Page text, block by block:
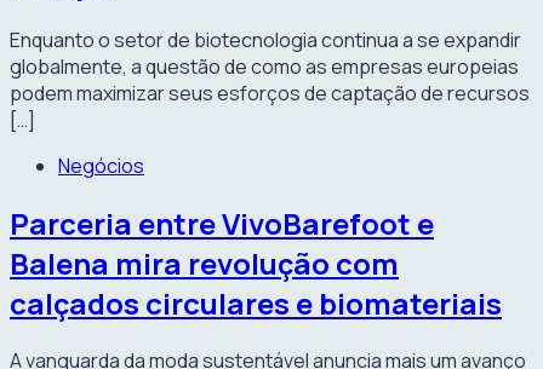
Enquanto o setor de biotecnologia continua a se expandir
globalmente, a questão de como as empresas europeias
podem maximizar seus esforços de captação de recursos
[…]
Negócios
Parceria entre VivoBarefoot e
Balena mira revolução com
calçados circulares e biomateriais
A vanguarda da moda sustentável anuncia mais um avanço